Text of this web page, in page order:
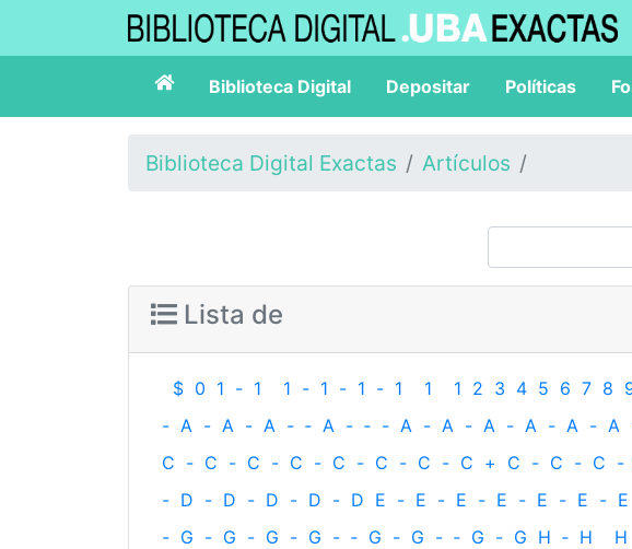
Biblioteca Digital Depositar Políticas
Biblioteca Digital Exactas Artículos
Lista de
$ 0 1 - 1 1 - 1 - 1 - 1 1 1 2 3 4 5 6 7 8
- A - A - A - ‐ A - ‐ - A - A - A - A - A - A
C - C - C - C - C - C - C - C + C - C - C -
- D - D - D - D - D E - E - E - E - E - E - E
- G - G - G - G - ‐ G - G - ‐ G - G H ‐ H H